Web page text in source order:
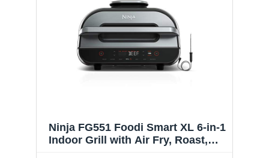
Ninja FG551 Foodi Smart XL 6-in-1
Indoor Grill with Air Fry, Roast,